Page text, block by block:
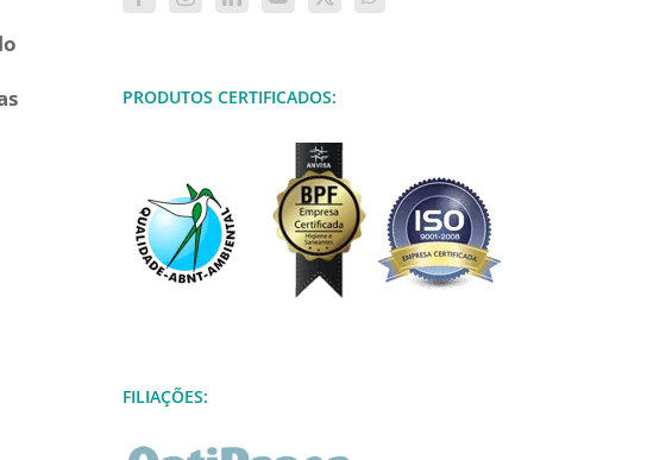
PRODUTOS CERTIFICADOS:
FILIAÇÕES: